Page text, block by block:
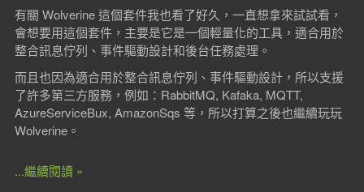
有關 Wolverine 這個套件我也看了好久，一直想拿來試試看，
會想要用這個套件，主要是它是一個輕量化的工具，適合用於
整合訊息佇列、事件驅動設計和後台任務處理。
而且也因為適合用於整合訊息佇列、事件驅動設計，所以支援
了許多第三方服務，例如：RabbitMQ, Kafaka, MQTT,
AzureServiceBux, AmazonSqs 等，所以打算之後也繼續玩玩
Wolverine。
...繼續閱讀 »